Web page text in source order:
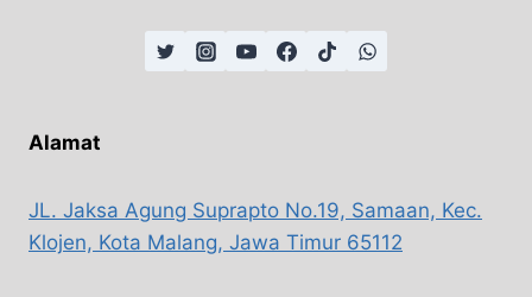
Alamat
JL. Jaksa Agung Suprapto No.19, Samaan, Kec.
Klojen, Kota Malang, Jawa Timur 65112